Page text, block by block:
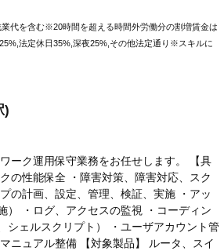
代を含む※20時間を超える時間外労働分の割増賃金は
法定休日35%,深夜25%,その他法定通り※スキルに
)
ーク運用保守業務をお任せします。 【具
の性能保全 ・障害対策、障害対応、スク
の計画、設定、管理、検証、実施 ・アッ
） ・ログ、アクセスの監視 ・コーディン
シェルスクリプト） ・ユーザアカウント管
ニュアル整備 【対象製品】 ルータ、スイ